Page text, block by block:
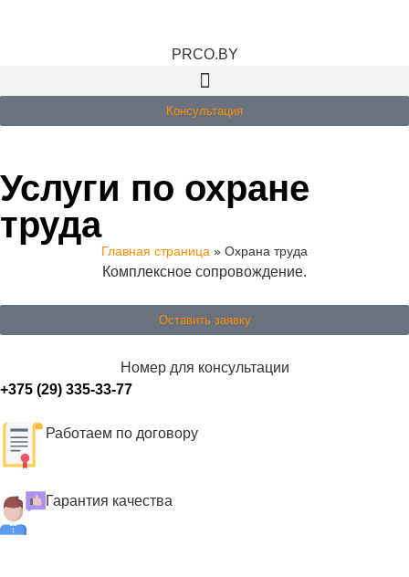
PRCO.BY
Консультация
Услуги по охране
труда
Главная страница » Охрана труда
Комплексное сопровождение.
Оставить заявку
Номер для консультации
+375 (29) 335-33-77
Работаем по договору
Гарантия качества